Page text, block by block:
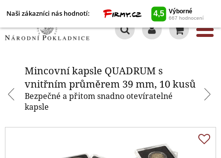
Naši zákazníci nás hodnotí:
Mincovní kapsle QUADRUM s
vnitřním průměrem 39 mm, 10 kusů
Bezpečné a přitom snadno otevíratelné
kapsle
Mincovní kapsle QUADRUM s
kusů